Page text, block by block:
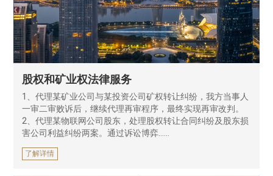
股权和矿业权法律服务
1、代理某矿业公司与某投资公司矿权转让纠纷，我方当事人
一审二审败诉后，继续代理再审程序，最终实现再审改判。
2、代理某物联网公司股东，处理股权转让合同纠纷及股东损
害公司利益纠纷两案。通过诉讼博弈……
了解详情